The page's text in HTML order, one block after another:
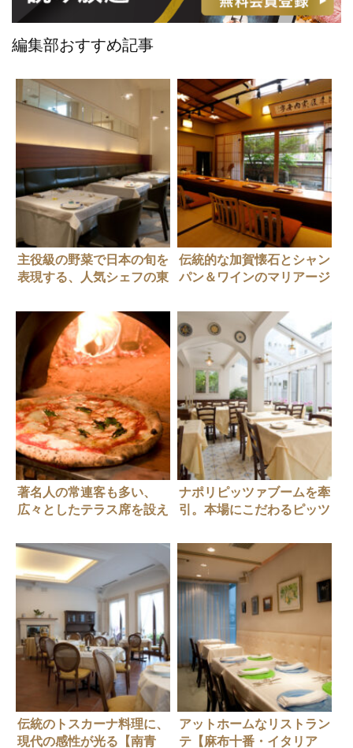
編集部おすすめ記事
主役級の野菜で日本の旬を
表現する、人気シェフの東
ン】IL GHIOTTONE（イル
ギオットーネ）丸の内店
伝統的な加賀懐石とシャン
パン＆ワインのマリアージ
和食】加賀生麩割烹 神楽
坂 前田
著名人の常連客も多い、
広々としたテラス席を設え
イタリアン】Napule（ナ
プレ）東京ミッドタウン店
ナポリピッツァブームを牽
引。本場にこだわるピッツ
青山・イタリアン】
Napule 南青山本店 （ナプ
レ）
伝統のトスカーナ料理に、
現代の感性が光る【南青
アットホームなリストラン
テ【麻布十番・イタリア